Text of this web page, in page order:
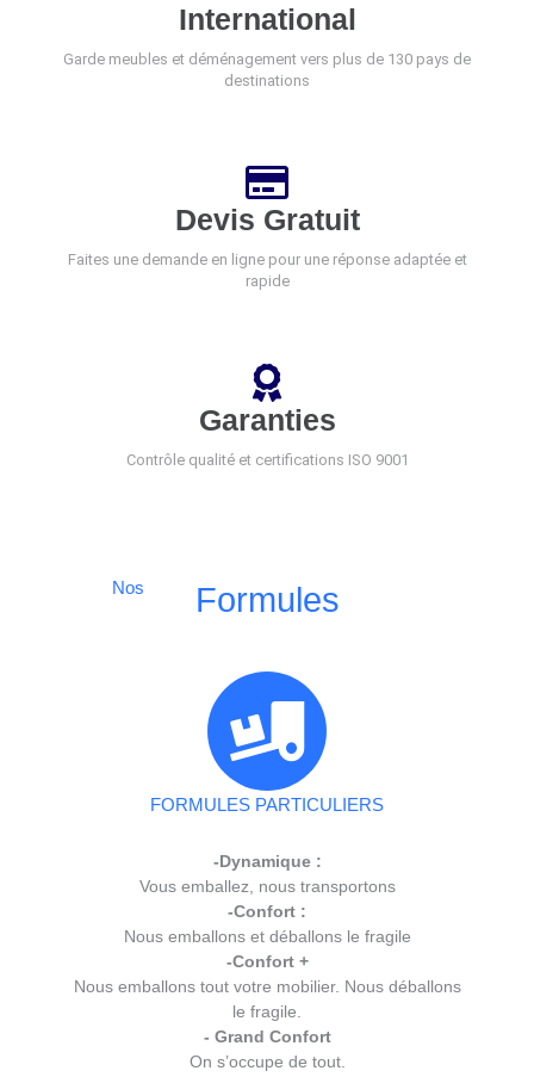
International
Garde meubles et déménagement vers plus de 130 pays de
destinations
Devis Gratuit
Faites une demande en ligne pour une réponse adaptée et
rapide
Garanties
Contrôle qualité et certifications ISO 9001
Nos Formules
FORMULES PARTICULIERS
-Dynamique :
Vous emballez, nous transportons
-Confort :
Nous emballons et déballons le fragile
-Confort +
Nous emballons tout votre mobilier. Nous déballons
le fragile.
- Grand Confort
On s’occupe de tout.